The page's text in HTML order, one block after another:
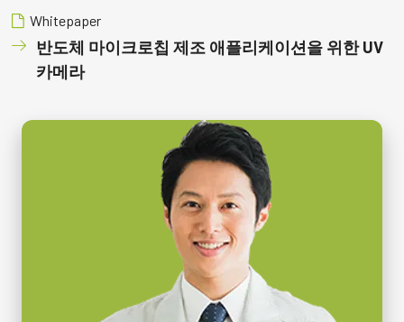
94 g
비디오 아웃
8/10/12-bit
Tripod adapter features mounting holes to fit spacing on Go Series
and Go-X Series housings. (Note: on Go-X Series models with
Pregius S sensors, mount attaches to top of camera requiring use
of vertical image flip function. See product pages for alternative
Standard 1/4-20 attachment to tripods. Includes M3 screws (Depth
5). Only use the supplied screws or other screws having the proper
length. Using longer screws can damage internal circuit boards.
Download 2D CAD drawing.
HS-02 방열판 세트
Whitepaper
반도체 마이크로칩 제조 애플리케이션을 위한 UV
카메라